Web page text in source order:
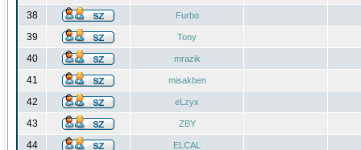
38 Furbo
39 Tony
40 mrazik
41 misakben
42 eLzyx
43 ZBY
44 ELCAL